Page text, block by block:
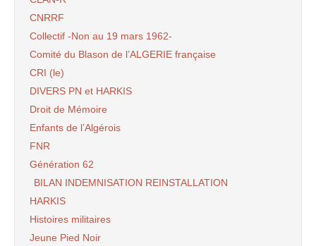
CNRRF
Collectif -Non au 19 mars 1962-
Comité du Blason de l’ALGERIE française
CRI (le)
DIVERS PN et HARKIS
Droit de Mémoire
Enfants de l’Algérois
FNR
Génération 62
BILAN INDEMNISATION REINSTALLATION
HARKIS
Histoires militaires
Jeune Pied Noir